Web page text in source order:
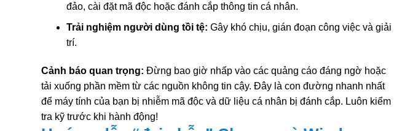
đảo, cài đặt mã độc hoặc đánh cắp thông tin cá nhân.
Trải nghiệm người dùng tồi tệ: Gây khó chịu, gián đoạn công việc và giải
trí.
Cảnh báo quan trọng: Đừng bao giờ nhấp vào các quảng cáo đáng ngờ hoặc
tải xuống phần mềm từ các nguồn không tin cậy. Đây là con đường nhanh nhất
để máy tính của bạn bị nhiễm mã độc và dữ liệu cá nhân bị đánh cắp. Luôn kiểm
tra kỹ trước khi hành động!